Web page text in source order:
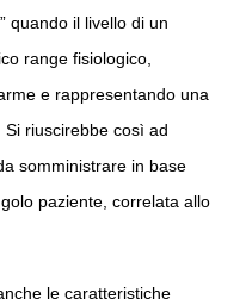
quando il livello di un
range fisiologico,
e rappresentando una
riuscirebbe così ad
somministrare in base
paziente, correlata allo
le caratteristiche